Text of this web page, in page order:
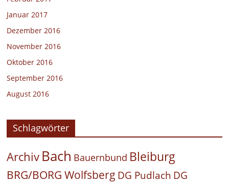
Januar 2017
Dezember 2016
November 2016
Oktober 2016
September 2016
August 2016
Schlagwörter
Archiv Bach Bauernbund Bleiburg
BRG/BORG Wolfsberg DG Pudlach DG